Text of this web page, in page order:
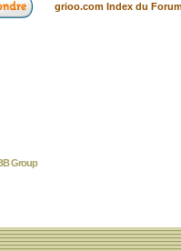
grioo.com Index du
Group